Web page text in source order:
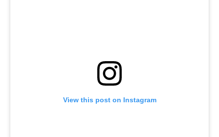
View this post on Instagram